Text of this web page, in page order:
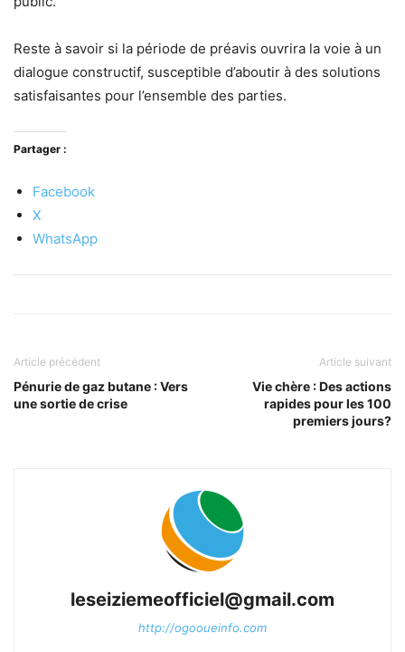
Reste à savoir si la période de préavis ouvrira la voie à un
dialogue constructif, susceptible d’aboutir à des solutions
satisfaisantes pour l’ensemble des parties.
Partager :
Facebook
X
WhatsApp
Article précédent
Pénurie de gaz butane : Vers
une sortie de crise
Article suivant
Vie chère : Des actions
rapides pour les 100
premiers jours?
leseiziemeofficiel@gmail.com
http://ogooueinfo.com